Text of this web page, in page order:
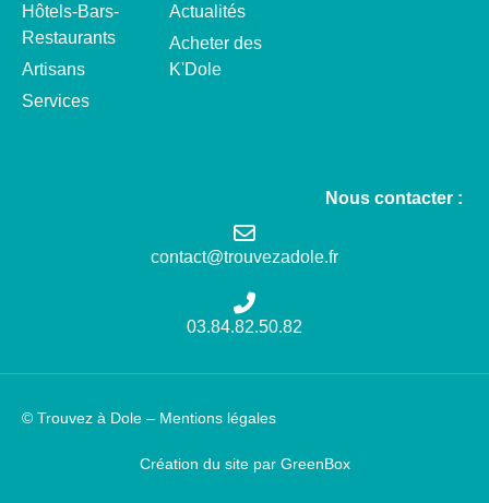
Hôtels-Bars-
Restaurants
Artisans
Services
Actualités
Acheter des
K'Dole
Nous contacter :
contact@trouvezadole.fr
03.84.82.50.82
© Trouvez à Dole – Mentions légales
Création du site par GreenBox